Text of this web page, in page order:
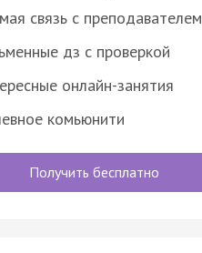
связь с преподавателем
дз с проверкой
онлайн-занятия
комьюнити
Получить бесплатно